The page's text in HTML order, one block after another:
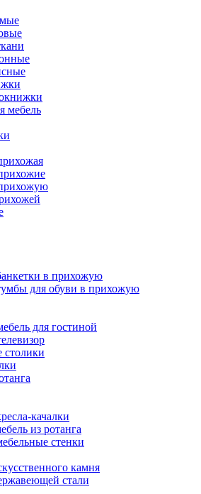
мебель
в прихожую
для обуви в прихожую
для гостиной
качалки
из ротанга
стенки
камня
стали